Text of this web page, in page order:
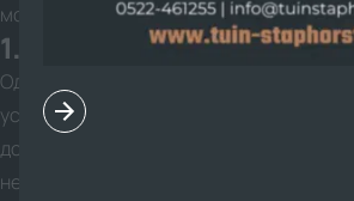
можете повысить свои шансы на успех в
1. Установка четких
Одним из самых важных шагов на пути к
установка четких и измеримых целей.
достигшие успеха, всегда знают, чего
не оставляют место для